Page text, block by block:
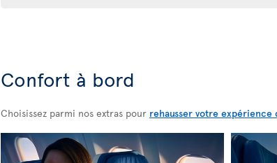
Confort à bord
Choisissez parmi nos extras pour rehausser votre expérience